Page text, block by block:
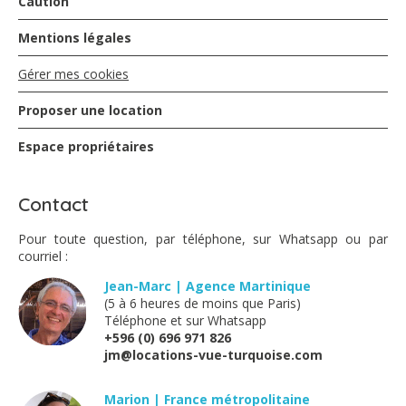
Corbent Richard et Fabienne - décembre 2017
Une semaine paradisiaque. Nicole et Marc sont
exceptionnels , un grand merci pour cet acceuil
chaleureux et les bons conseils...... quant à la maison
à vos pied et un panorama à couper le souffle....... A
Guillaume - avril 2017
15 jours au paradis. Nicole et Marc sont des hôtes
chaleureux mais discrets. On se croirait seuls au monde.
L'emplacement est idéal pour circuler sur l'île mais aussi
pour ceux qui ne veulent ne rien faire que transat soleil
et baignade. Petit bonus intéressant la maison est
Nicole et à Marci pour la ballade en bateau. Nous
Mentions légales
Gérer mes cookies
Proposer une location
Espace propriétaires
Contact
Pour toute question, par téléphone, sur Whatsapp ou par
courriel :
Jean-Marc | Agence Martinique
(5 à 6 heures de moins que Paris)
Téléphone et sur Whatsapp
+596 (0) 696 971 826
jm@locations-vue-turquoise.com
Marion | France métropolitaine